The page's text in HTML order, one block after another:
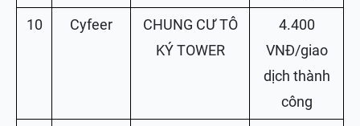
10 Cyfeer
CHUNG CƯ TÔ
KÝ TOWER
4.400
VNĐ/giao
dịch thành
công